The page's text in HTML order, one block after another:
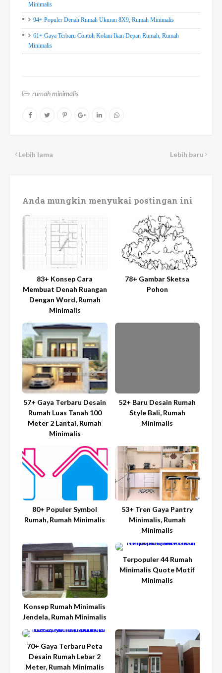
Minimalis
94+ Populer Denah Rumah Ukuran 8X9, Rumah Minimalis
61+ Gaya Terbaru Contoh Kolam Ikan Depan Rumah, Rumah
Minimalis
rumah minimalis
Lebih baru
Lebih lama
Anda mungkin menyukai postingan ini
83+ Konsep Cara
Membuat Denah Ruangan
Dengan Word, Rumah
Minimalis
78+ Gambar Sketsa
Pohon
57+ Gaya Terbaru Desain
Rumah Luas Tanah 100
Meter 2 Lantai, Rumah
Minimalis
52+ Baru Desain Rumah
Style Bali, Rumah
Minimalis
80+ Populer Symbol
Rumah, Rumah Minimalis
53+ Tren Gaya Pantry
Minimalis, Rumah
Minimalis
Konsep Rumah Minimalis
Jendela, Rumah Minimalis
Terpopuler 44 Rumah
Minimalis Quote Motif
Minimalis
70+ Gaya Terbaru Peta
Desain Rumah Lebar 2
Meter, Rumah Minimalis